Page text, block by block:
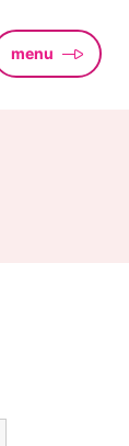
menu